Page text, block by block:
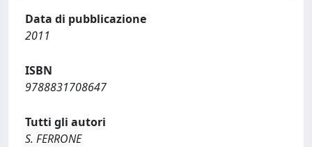
Data di pubblicazione
2011
ISBN
9788831708647
Tutti gli autori
S. FERRONE